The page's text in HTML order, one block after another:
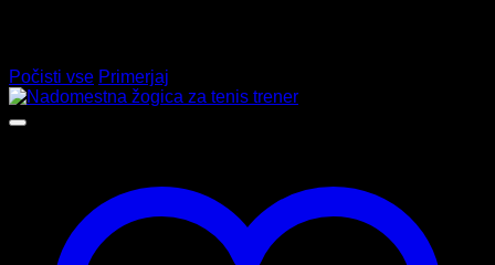
Počisti vse Primerjaj